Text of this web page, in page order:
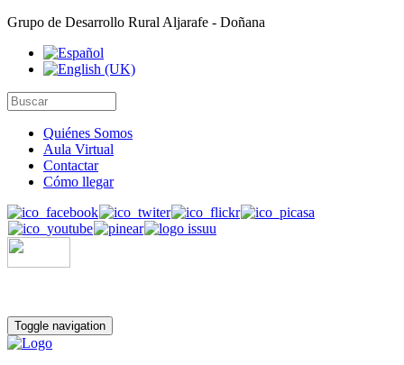
Grupo de Desarrollo Rural Aljarafe - Doñana
Quiénes Somos
Aula Virtual
Contactar
Cómo llegar
Toggle navigation